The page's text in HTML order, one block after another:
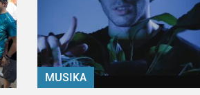
MUSIKA